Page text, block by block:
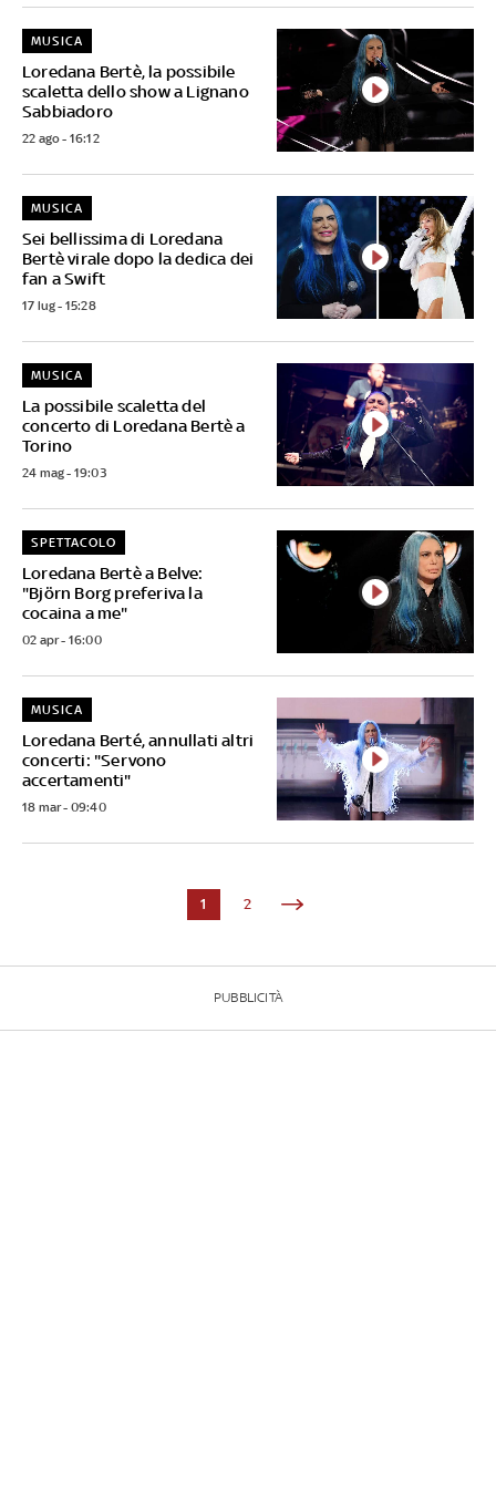
Loredana Bertè, la possibile
scaletta dello show a Lignano
Sabbiadoro
MUSICA
22 ago - 16:12
Sei bellissima di Loredana
Bertè virale dopo la dedica dei
fan a Swift
MUSICA
17 lug - 15:28
La possibile scaletta del
concerto di Loredana Bertè a
Torino
MUSICA
24 mag - 19:03
Loredana Bertè a Belve:
"Björn Borg preferiva la
cocaina a me"
SPETTACOLO
02 apr - 16:00
Loredana Berté, annullati altri
concerti: "Servono
accertamenti"
MUSICA
18 mar - 09:40
1 2
PUBBLICITÀ